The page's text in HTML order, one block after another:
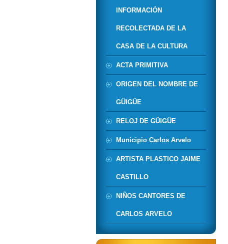
INFORMACIÓN
RECOLECTADA DE LA
CASA DE LA CULTURA
ACTA PRIMITIVA
ORIGEN DEL NOMBRE DE
GÜIGÜE
RELOJ DE GÜIGÜE
Municipio Carlos Arvelo
ARTISTA PLASTICO JAIME
CASTILLO
NIÑOS CANTORES DE
CARLOS ARVELO